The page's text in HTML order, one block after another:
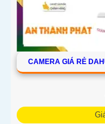
CAMERA GIÁ RẺ